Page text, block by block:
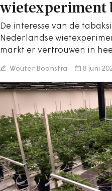
wietexperiment
De interesse van de
Nederlandse
markt er vertrouwen in
Wouter Boonstra 8 juni